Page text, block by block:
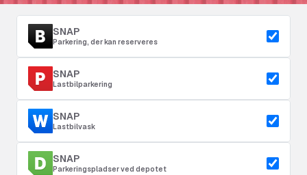
SNAP
Parkering, der kan reserveres
SNAP
Lastbilparkering
SNAP
Lastbilvask
SNAP
Parkeringspladser ved depotet